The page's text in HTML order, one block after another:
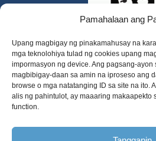
Pamahalaan ang
Upang magbigay ng pinakamahusay na
mga teknolohiya tulad ng cookies upang
impormasyon ng device. Ang pagsang-
magbibigay-daan sa amin na iproseso ang
browse o mga natatanging ID sa site na ito.
alis ng pahintulot, ay maaaring makaapekto
function.